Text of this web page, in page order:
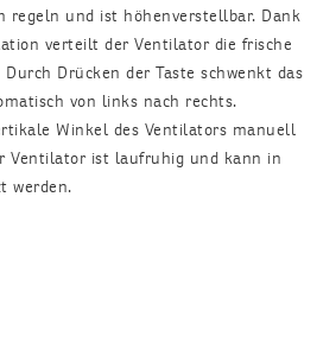
regeln und ist höhenverstellbar. Dank
verteilt der Ventilator die frische
Drücken der Taste schwenkt das
von links nach rechts.
Winkel des Ventilators manuell
Ventilator ist laufruhig und kann in
werden.